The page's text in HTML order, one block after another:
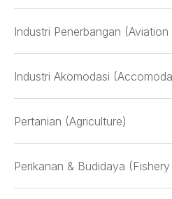
Industri Penerbangan (Aviation
Industri Akomodasi
Pertanian (Agriculture)
Perikanan & Budidaya